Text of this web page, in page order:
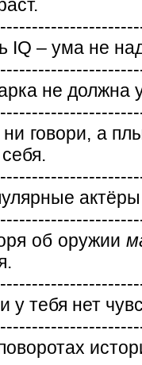
IQ – ума не
не должна
говори, а
актёры
об оружии
у тебя нет